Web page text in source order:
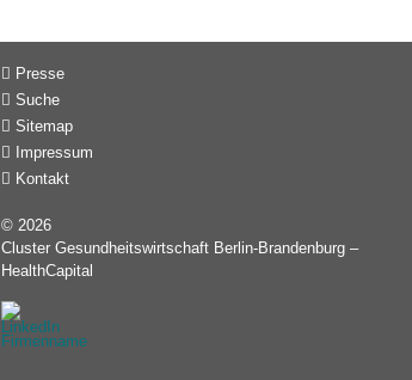
Presse
Suche
Sitemap
Impressum
Kontakt
© 2026
Cluster Gesundheitswirtschaft Berlin-Brandenburg –
HealthCapital